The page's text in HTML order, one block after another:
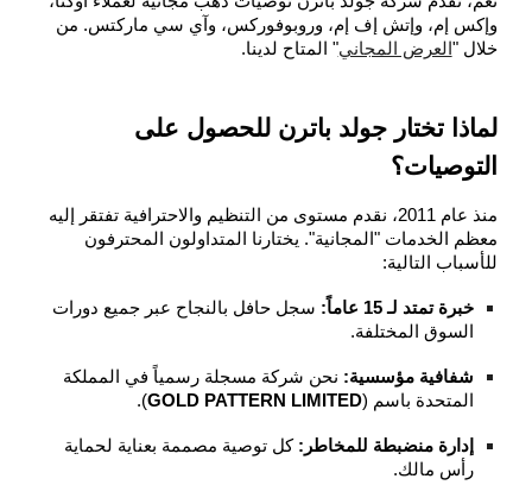
وإكس إم، وإتش إف إم، وروبوفوركس، وآي سي ماركتس. من
خلال " العرض المجاني" المتاح لدينا.
لماذا تختار جولد باترن للحصول على
التوصيات؟
منذ عام 2011، نقدم مستوى من التنظيم والاحترافية تفتقر إليه
معظم الخدمات "المجانية". يختارنا المتداولون المحترفون
للأسباب التالية:
خبرة تمتد لـ 15 عاماً:
سجل حافل بالنجاح عبر جميع دورات
السوق المختلفة.
شفافية مؤسسية: نحن شركة مسجلة رسمياً في المملكة
المتحدة باسم (GOLD PATTERN LIMITED
).
إدارة منضبطة للمخاطر: كل توصية مصممة بعناية لحماية
رأس مالك.